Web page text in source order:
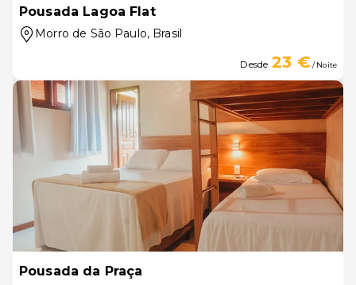
Pousada Lagoa Flat
Morro de São Paulo, Brasil
Desde 23 €/ Noite
Pousada da Praça